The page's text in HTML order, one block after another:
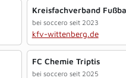
Kreisfachverband
bei soccero seit 2023
kfv-wittenberg.de
FC Chemie Triptis
bei soccero seit 2025